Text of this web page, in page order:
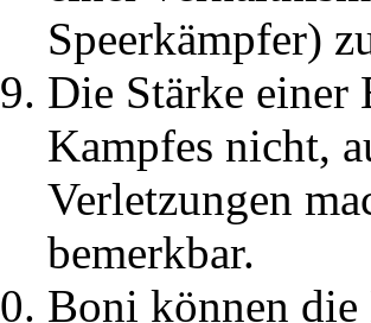
Speerkämpfer)
Die Stärke einer
Kampfes nicht,
Verletzungen
bemerkbar.
Boni können